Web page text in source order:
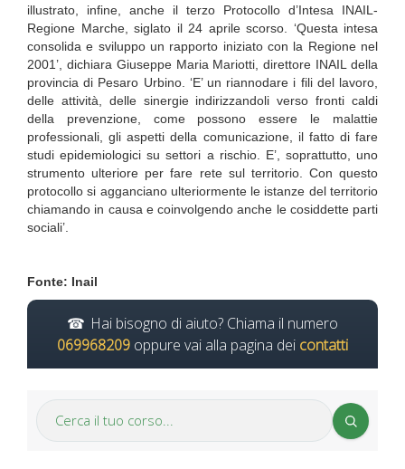
illustrato, infine, anche il terzo Protocollo d’Intesa INAIL-
Regione Marche, siglato il 24 aprile scorso. ‘Questa intesa
consolida e sviluppo un rapporto iniziato con la Regione nel
2001’, dichiara Giuseppe Maria Mariotti, direttore INAIL della
provincia di Pesaro Urbino. ‘E’ un riannodare i fili del lavoro,
delle attività, delle sinergie indirizzandoli verso fronti caldi
della prevenzione, come possono essere le malattie
professionali, gli aspetti della comunicazione, il fatto di fare
studi epidemiologici su settori a rischio. E’, soprattutto, uno
strumento ulteriore per fare rete sul territorio. Con questo
protocollo si agganciano ulteriormente le istanze del territorio
chiamando in causa e coinvolgendo anche le cosiddette parti
sociali’.
Fonte: Inail
Hai bisogno di aiuto? Chiama il numero
069968209 oppure vai alla pagina dei contatti